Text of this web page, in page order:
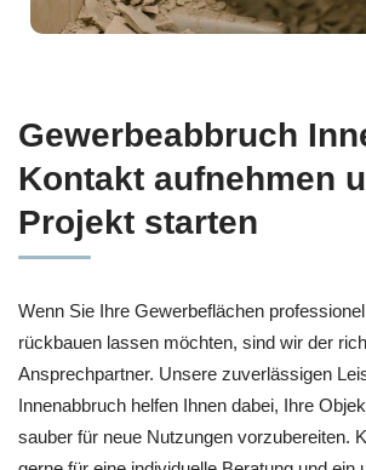
Gewerbeabbruch
Kontakt aufnehmen
Projekt starten
Wenn Sie Ihre Gewerbeflächen
rückbauen lassen möchten, sind wir der
Ansprechpartner. Unsere zuverlässigen
Innenabbruch helfen Ihnen dabei, Ihre
sauber für neue Nutzungen vorzubereiten.